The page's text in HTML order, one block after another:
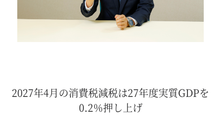
2027年4月の消費税減税は27年度実質GDPを
0.2％押し上げ